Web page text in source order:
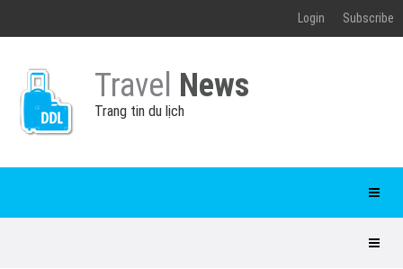
Login Subscribe
Travel News
Trang tin du lịch